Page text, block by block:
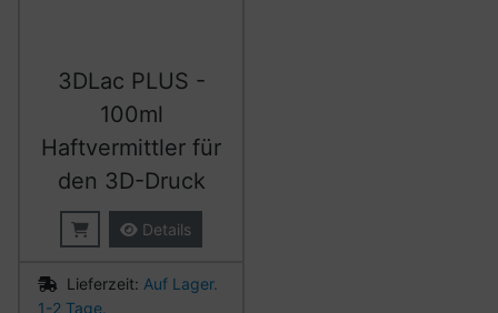
3DLac PLUS -
100ml
Haftvermittler für
den 3D-Druck
Details
Lieferzeit: Auf Lager.
1-2 Tage.